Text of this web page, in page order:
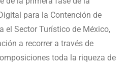
para la Contención de
el Sector Turístico de México,
a recorrer a través de
toda la riqueza de